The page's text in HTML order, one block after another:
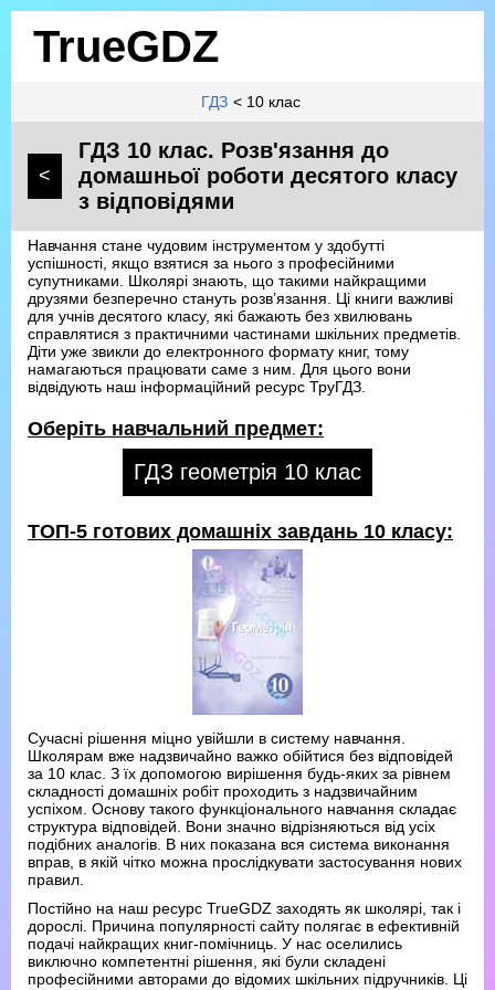
TrueGDZ
ГДЗ < 10 клас
<
ГДЗ 10 клас. Розв'язання до
домашньої роботи десятого класу
з відповідями
Навчання стане чудовим інструментом у здобутті
успішності, якщо взятися за нього з професійними
супутниками. Школярі знають, що такими найкращими
друзями безперечно стануть розв’язання. Ці книги важливі
для учнів десятого класу, які бажають без хвилювань
справлятися з практичними частинами шкільних предметів.
Діти уже звикли до електронного формату книг, тому
намагаються працювати саме з ним. Для цього вони
відвідують наш інформаційний ресурс ТруГДЗ.
Оберіть навчальний предмет:
ГДЗ геометрія 10 клас
ТОП-5 готових домашніх завдань 10 класу:
Сучасні рішення міцно увійшли в систему навчання.
Школярам вже надзвичайно важко обійтися без відповідей
за 10 клас. З їх допомогою вирішення будь-яких за рівнем
складності домашніх робіт проходить з надзвичайним
успіхом. Основу такого функціонального навчання складає
структура відповідей. Вони значно відрізняються від усіх
подібних аналогів. В них показана вся система виконання
вправ, в якій чітко можна прослідкувати застосування нових
правил.
Постійно на наш ресурс TrueGDZ заходять як школярі, так і
дорослі. Причина популярності сайту полягає в ефективній
подачі найкращих книг-помічниць. У нас оселились
виключно компетентні рішення, які були складені
професійними авторами до відомих шкільних підручників. Ці